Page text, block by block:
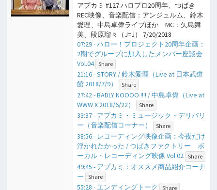
アプカミ #127 ハロプロ20周年、つばき
REC映像、音楽配信：アンジュルム、鈴木
愛理、中島卓偉ライブほか MC：矢島舞
美、段原瑠々（J=J） 7/20/2018
07:29 - ハロー！プロジェクト20周年企画：
2期でグループに加入したメンバー座談会
Vol.04 Share
21:16 - STORY / 鈴木愛理（Live at 日本武道
館 2018/7/9）
Share
27:42 - BADLY NOOOO !!!! / 中島卓偉（Live at
WWW X 2018/6/22）
Share
33:37 - アプカミ・ミュージック・デリバリ
ー（音楽配信コーナー）
Share
38:56 - レコーディング映像企画：今夜だけ
浮かれたかった / つばきファクトリー ボ
ーカル・レコーディング映像 Vol.02 Share
49:45 - アプカミ：オススメ商品紹介コーナ
ー
Share
55:28 - エンディングトーク Share